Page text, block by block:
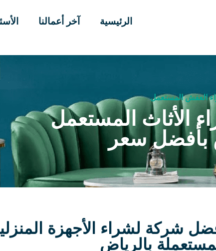
آخر أعمالنا الرئيسية
العفش المستعمل
الأثاث المستعمل
بأفضل سعر
شركة لشراء الأجهزة
بالرياض